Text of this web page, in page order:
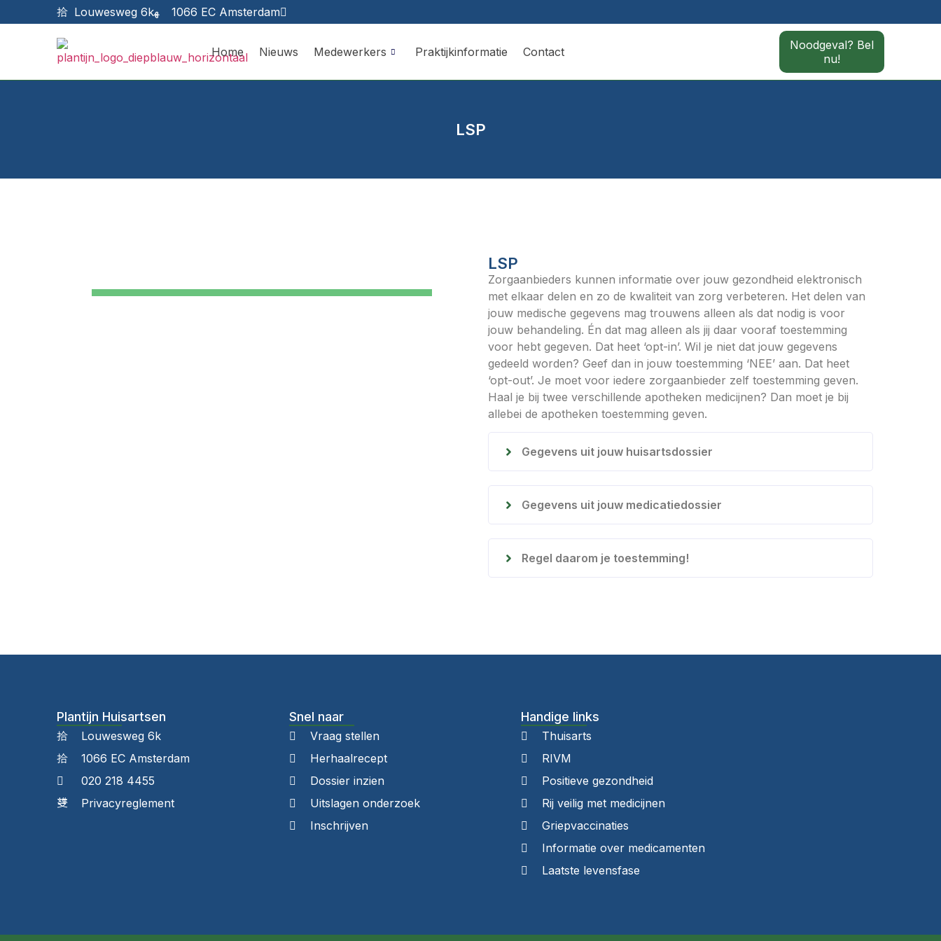
Louwesweg 6k 1066 EC Amsterdam
Home Nieuws Medewerkers Praktijkinformatie Contact
Noodgeval? Bel
nu!
LSP
LSP
Zorgaanbieders kunnen informatie over jouw gezondheid elektronisch
met elkaar delen en zo de kwaliteit van zorg verbeteren. Het delen van
jouw medische gegevens mag trouwens alleen als dat nodig is voor
jouw behandeling. Én dat mag alleen als jij daar vooraf toestemming
voor hebt gegeven. Dat heet ‘opt-in’. Wil je niet dat jouw gegevens
gedeeld worden? Geef dan in jouw toestemming ‘NEE’ aan. Dat heet
‘opt-out’. Je moet voor iedere zorgaanbieder zelf toestemming geven.
Haal je bij twee verschillende apotheken medicijnen? Dan moet je bij
allebei de apotheken toestemming geven.
Gegevens uit jouw huisartsdossier
Gegevens uit jouw medicatiedossier
Regel daarom je toestemming!
Plantijn Huisartsen
Louwesweg 6k
1066 EC Amsterdam
020 218 4455
Privacyreglement
Snel naar
Vraag stellen
Herhaalrecept
Dossier inzien
Uitslagen onderzoek
Inschrijven
Handige links
Thuisarts
RIVM
Positieve gezondheid
Rij veilig met medicijnen
Griepvaccinaties
Informatie over medicamenten
Laatste levensfase